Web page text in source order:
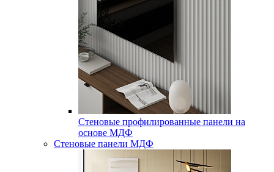
Стеновые профилированные панели на
основе МДФ
Стеновые панели МДФ